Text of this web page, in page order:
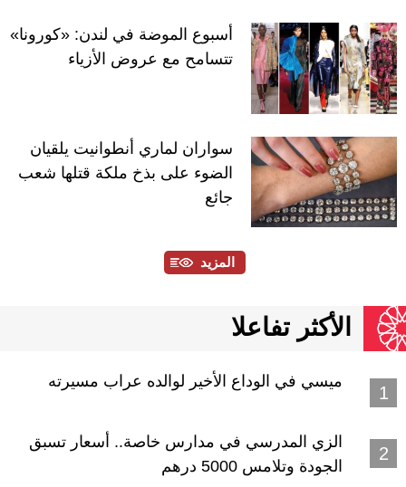
أسبوع الموضة في لندن: «كورونا»
تتسامح مع عروض الأزياء
سواران لماري أنطوانيت يلقيان
الضوء على بذخ ملكة قتلها شعب
جائع
المزيد
الأكثر تفاعلا
ميسي في الوداع الأخير لوالده عراب مسيرته
الزي المدرسي في مدارس خاصة.. أسعار تسبق
الجودة وتلامس 5000 درهم